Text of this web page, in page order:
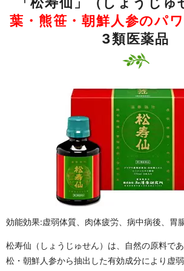
葉・熊笹・朝鮮人参のパ
3類医薬品
効能効果:虚弱体質、肉体疲労、病中病後、胃
松寿仙（しょうじゅせん）は、自然の原料で
松・朝鮮人参から抽出した有効成分により虚